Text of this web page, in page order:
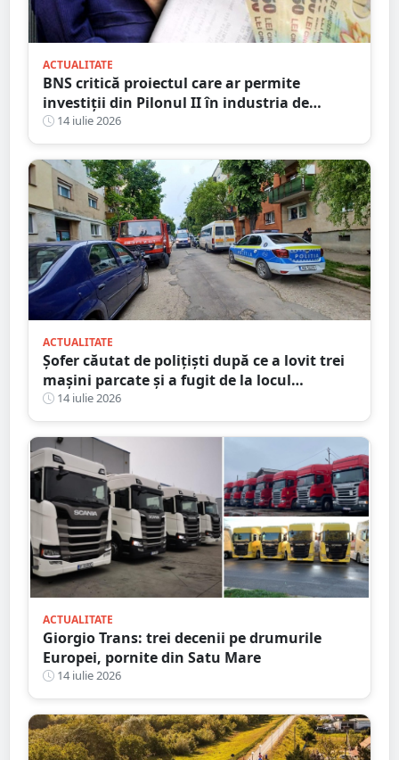
ACTUALITATE
BNS critică proiectul care ar permite
investiții din Pilonul II în industria de
apărare și cere retragerea acestuia
14 iulie 2026
ACTUALITATE
Șofer căutat de polițiști după ce a lovit trei
mașini parcate și a fugit de la locul
accidentului, în Satu Mare
14 iulie 2026
ACTUALITATE
Giorgio Trans: trei decenii pe drumurile
Europei, pornite din Satu Mare
14 iulie 2026